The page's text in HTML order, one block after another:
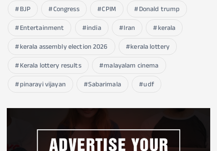
BJP Congress CPIM
Donald trump
Entertainment
india Iran
kerala
kerala assembly election 2026
kerala lottery
Kerala lottery results
malayalam cinema
pinarayi vijayan
Sabarimala udf